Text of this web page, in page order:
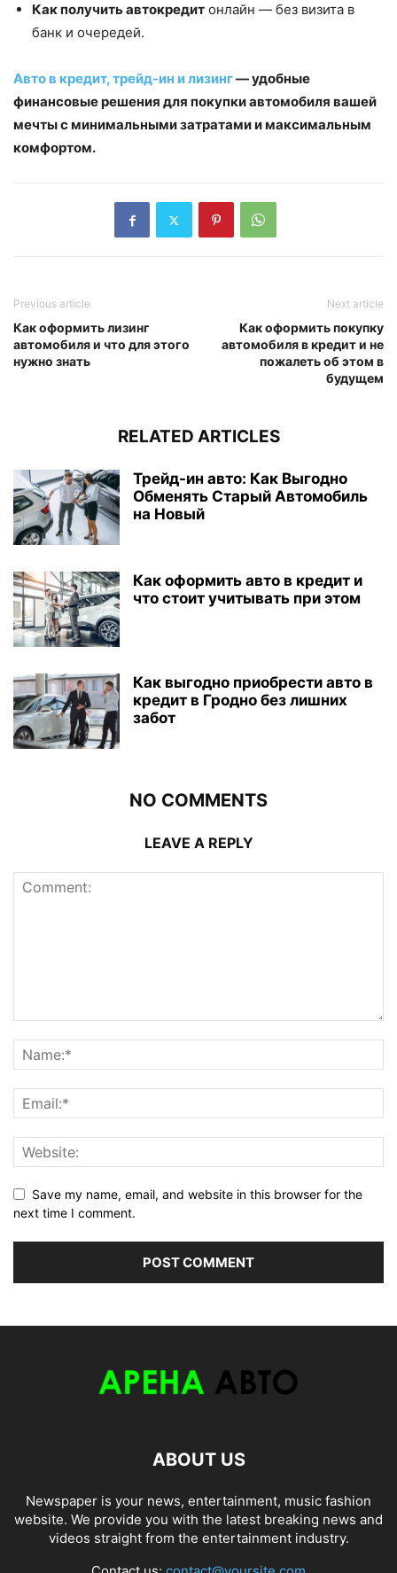
Как получить автокредит онлайн — без визита в
банк и очередей.
Авто в кредит, трейд-ин и лизинг— удобные
финансовые решения для покупки автомобиля вашей
мечты с минимальными затратами и максимальным
комфортом.
Previous article
Как оформить лизинг
автомобиля и что для этого
нужно знать
Next article
Как оформить покупку
автомобиля в кредит и не
пожалеть об этом в
будущем
RELATED ARTICLES
Трейд-ин авто: Как Выгодно
Обменять Старый Автомобиль
на Новый
Как оформить авто в кредит и
что стоит учитывать при этом
Как выгодно приобрести авто в
кредит в Гродно без лишних
забот
NO COMMENTS
LEAVE A REPLY
Save my name, email, and website in this browser for the
next time I comment.
ABOUT US
Newspaper is your news, entertainment, music fashion
website. We provide you with the latest breaking news and
videos straight from the entertainment industry.